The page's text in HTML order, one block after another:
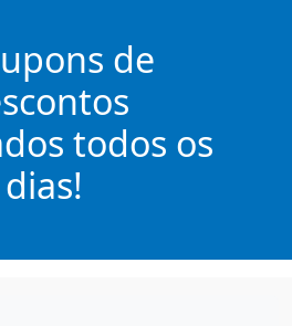
de
todos os
dias!